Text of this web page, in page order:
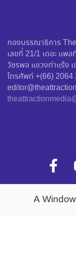
กองบรรณาธิการ
เลขที่ 21/1 เดอะ แพ
วัชรพล แขวงท่าแร้ง
โทรศัพท์ +(66) 2064
A